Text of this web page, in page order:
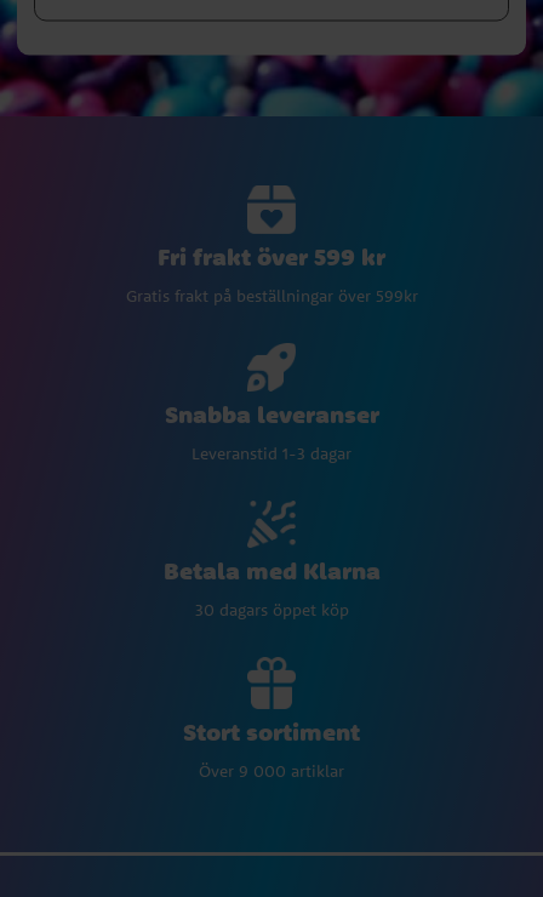
Fri frakt över 599 kr
Gratis frakt på beställningar över 599kr
Snabba leveranser
Leveranstid 1-3 dagar
Betala med Klarna
30 dagars öppet köp
Stort sortiment
Över 9 000 artiklar